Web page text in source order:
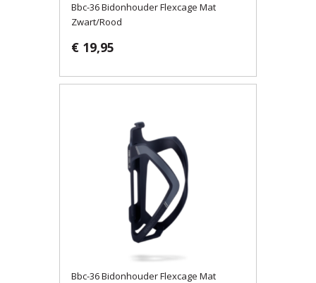
Bbc-36 Bidonhouder Flexcage Mat
Zwart/Rood
€ 19,95
Bbc-36 Bidonhouder Flexcage Mat